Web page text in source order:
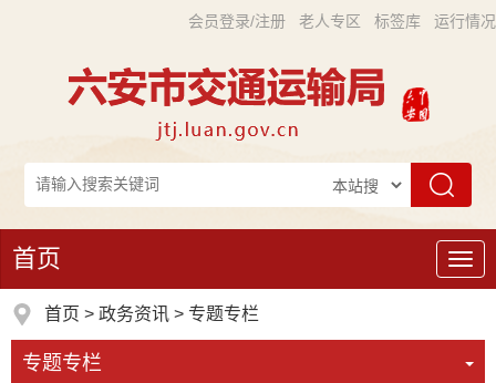
会员登录/注册 老人专区 标签库 运行情况
导
航
首页
首页 > 政务资讯 > 专题专栏
专题专栏